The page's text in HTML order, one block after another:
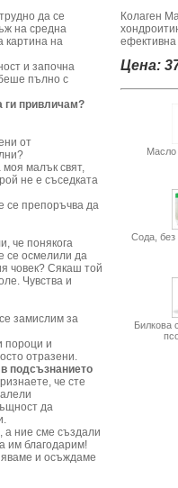
да се
на средна
картина на
и започна
пълно с
ги привличам?
от
моя малък свят,
не е съседката
се препоръчва да
че понякога
се осмелили да
човек? Сякаш той
Чувства и
замислим за
пороци и
отразени.
подсъзнанието
че сте
да
а ние сме създали
им благодарим!
и осъждаме
Колаген
Цена:
Масло
Сода, без
Билкова